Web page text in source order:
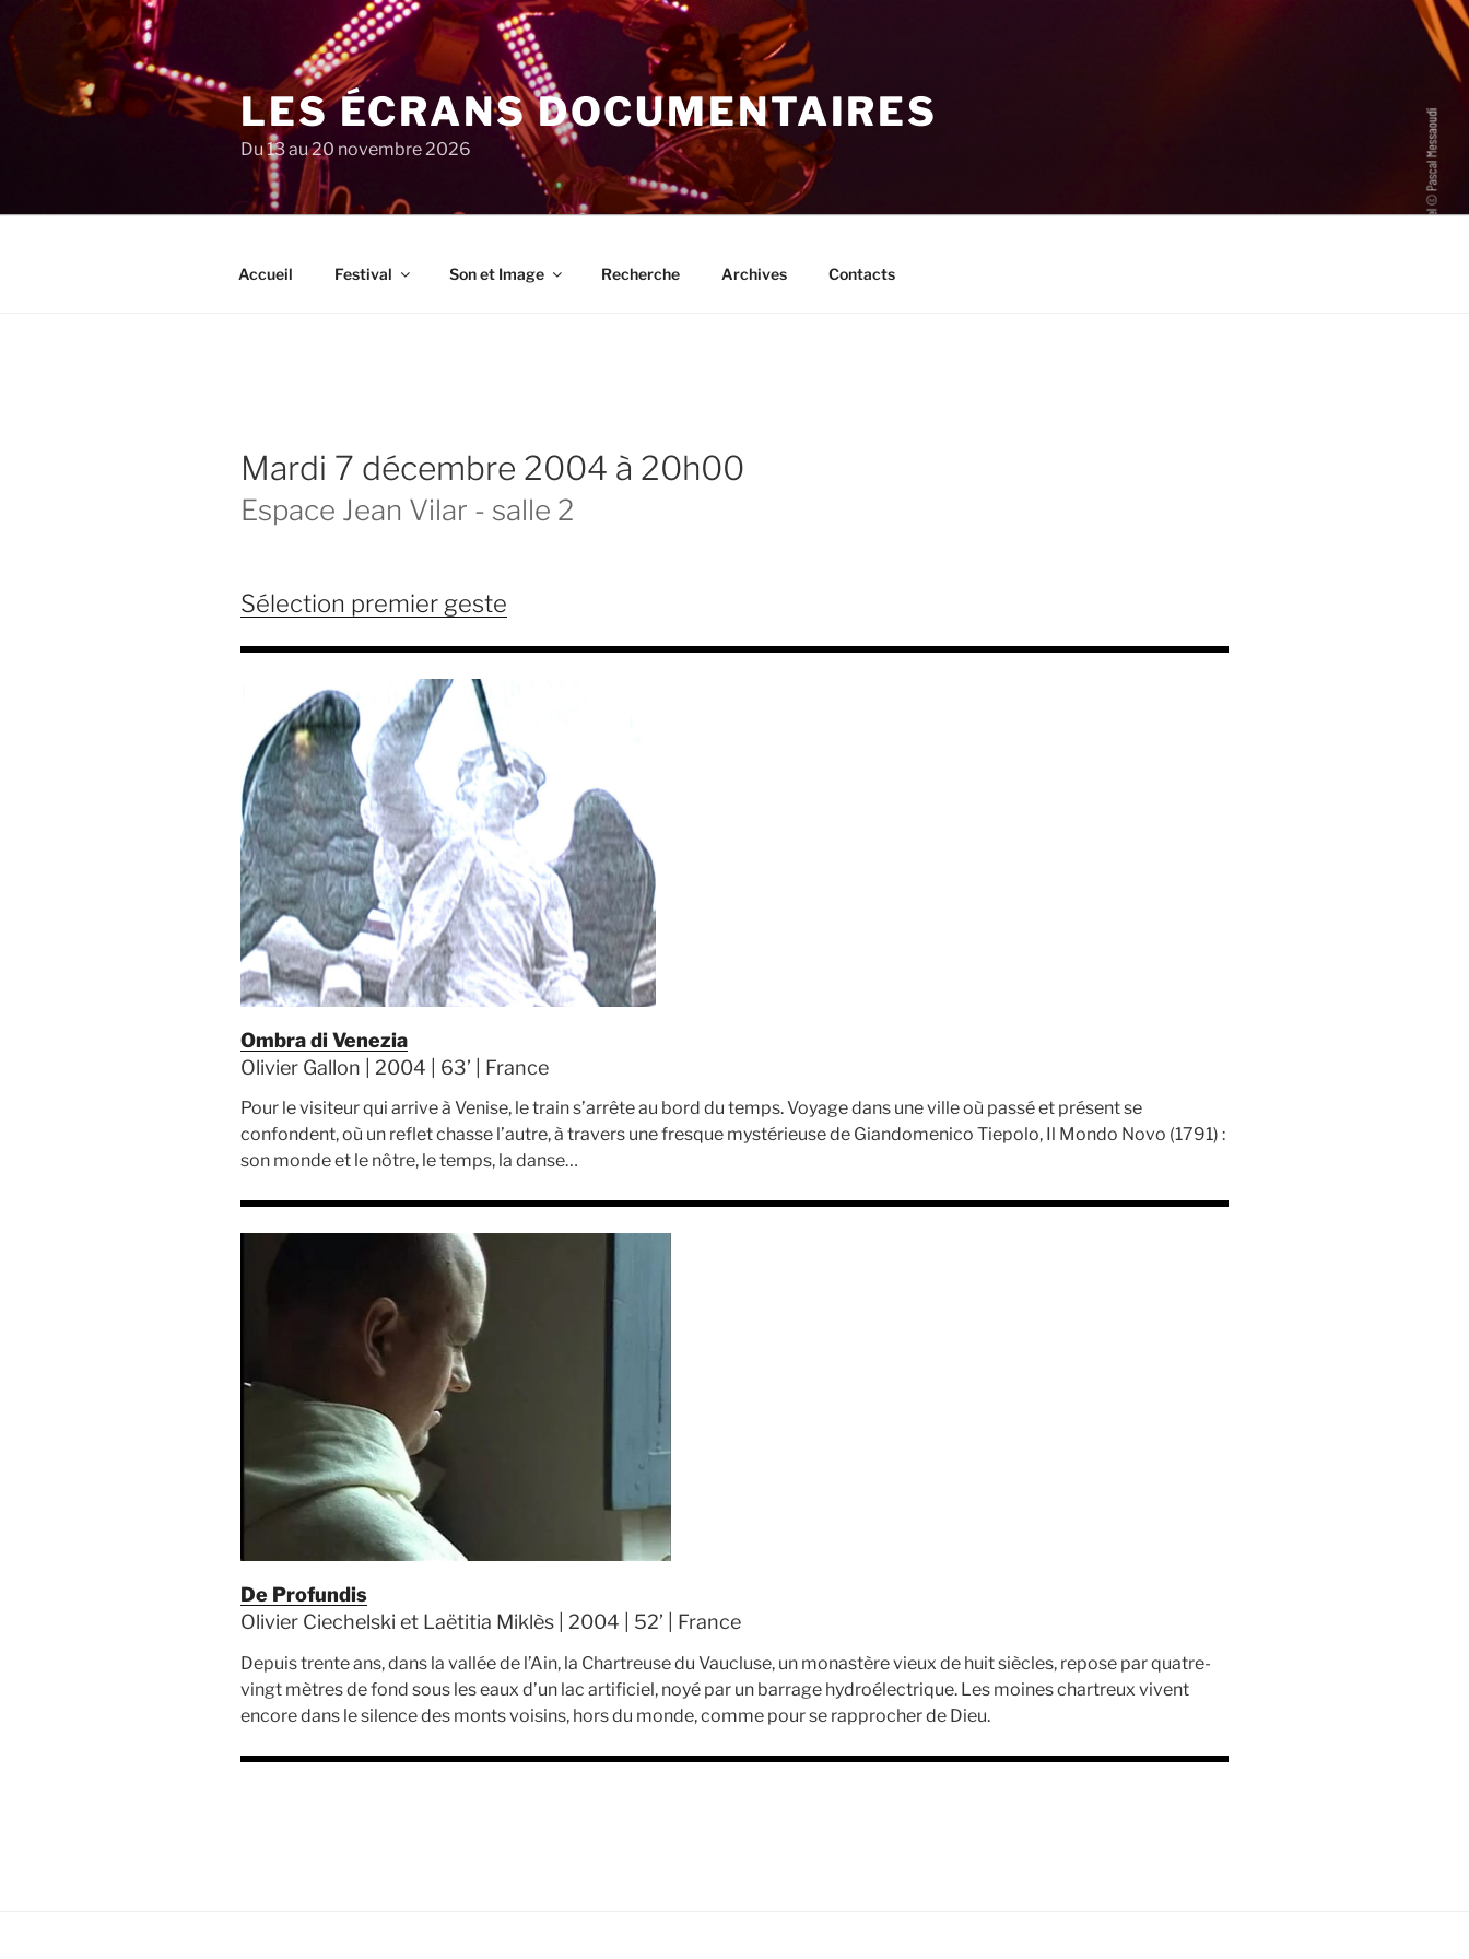
au
contenu
principal
LES ÉCRANS DOCUMENTAIRES
Du 13 au 20 novembre 2026
Accueil Festival Son et Image Recherche Archives Contacts
mardi 7 décembre 2004 à 20h00
Espace Jean Vilar - salle 2
Sélection premier geste
Ombra di Venezia
Olivier Gallon | 2004 | 63’ | France
Pour le visiteur qui arrive à Venise, le train s’arrête au bord du temps. Voyage dans une ville où passé et présent se
confondent, où un reflet chasse l’autre, à travers une fresque mystérieuse de Giandomenico Tiepolo, Il Mondo Novo (1791) :
son monde et le nôtre, le temps, la danse…
De Profundis
Olivier Ciechelski et Laëtitia Miklès | 2004 | 52’ | France
Depuis trente ans, dans la vallée de l’Ain, la Chartreuse du Vaucluse, un monastère vieux de huit siècles, repose par quatre-
vingt mètres de fond sous les eaux d’un lac artificiel, noyé par un barrage hydroélectrique. Les moines chartreux vivent
encore dans le silence des monts voisins, hors du monde, comme pour se rapprocher de Dieu.